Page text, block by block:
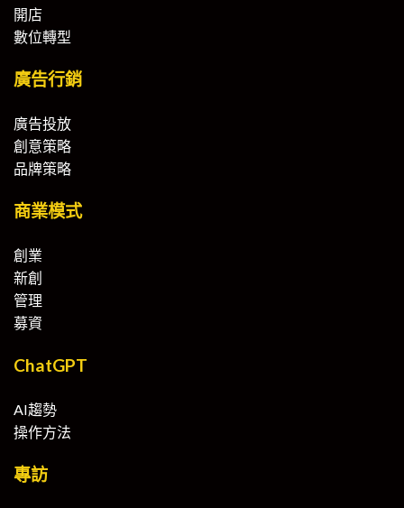
開店
數位轉型
廣告行銷
廣告投放
創意策略
品牌策略
商業模式
創業
新創
管理
募資
ChatGPT
AI趨勢
操作方法
專訪